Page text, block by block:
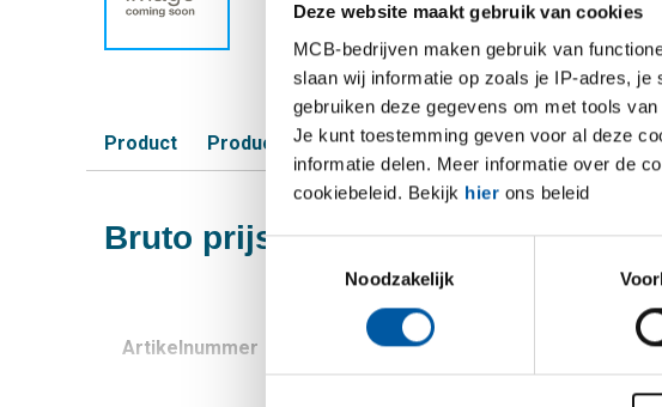
Deze website maakt gebruik van cookies
MCB-bedrijven maken gebruik van
slaan wij informatie op zoals je IP-adres,
gebruiken deze gegevens om met tools
Je kunt toestemming geven voor al deze
informatie delen. Meer informatie over de
cookiebeleid. Bekijk hier ons beleid
Toestemmingsselectie
Noodzakelijk
Product Product omschrijving Bruto prijslijst
Bruto prijslijst: Alu tranenplaat/
Artikelnummer Omschrijving